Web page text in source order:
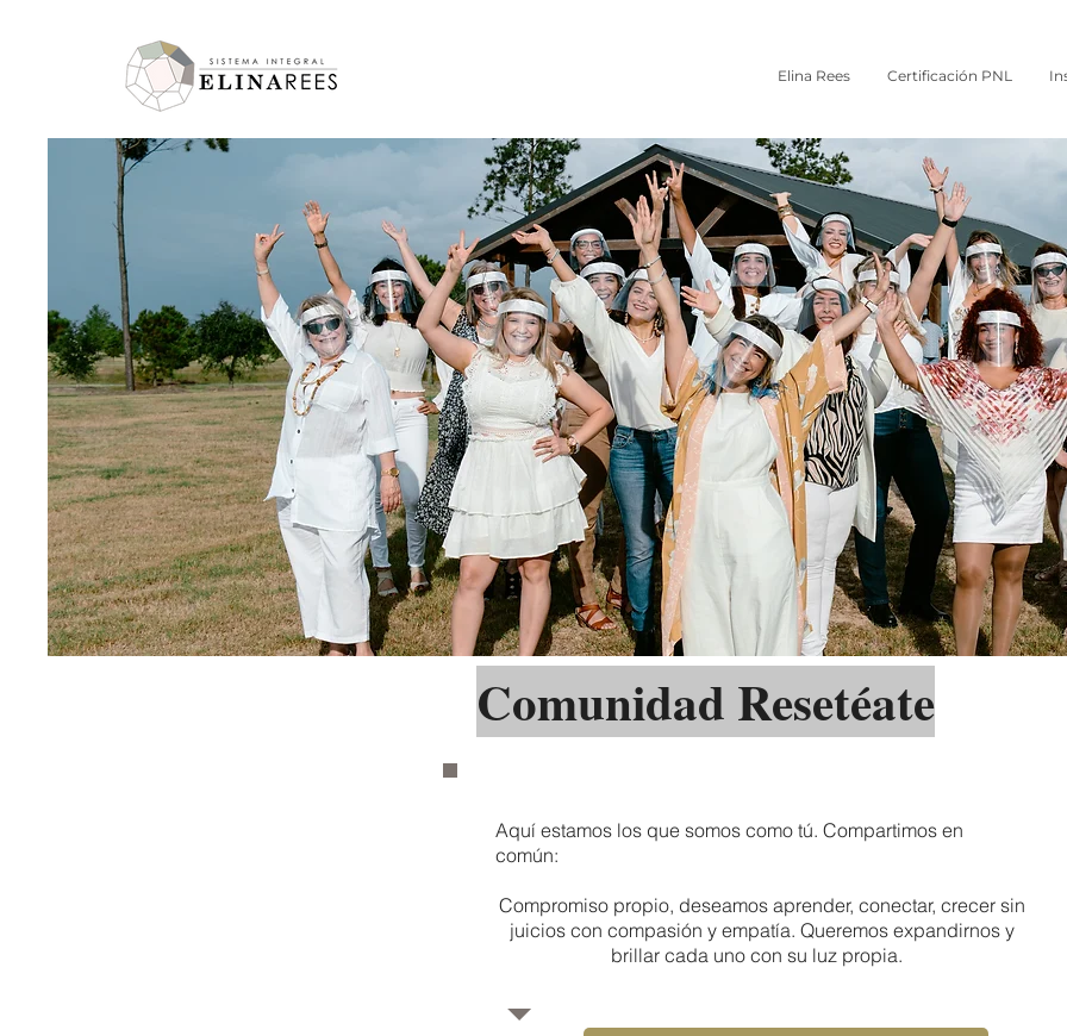
Elina Rees Certificación PNL
Comunidad Resetéate
Aquí estamos los que somos como tú. Compartimos en
común:
Compromiso propio, deseamos aprender, conectar, crecer sin
juicios con compasión y empatía. Queremos expandirnos y
brillar cada uno con su luz propia.